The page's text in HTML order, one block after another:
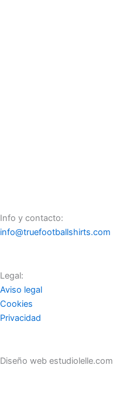
Info y contacto:
info@truefootballshirts.com
Legal:
Aviso legal
Cookies
Privacidad
Diseño web estudiolelle.com